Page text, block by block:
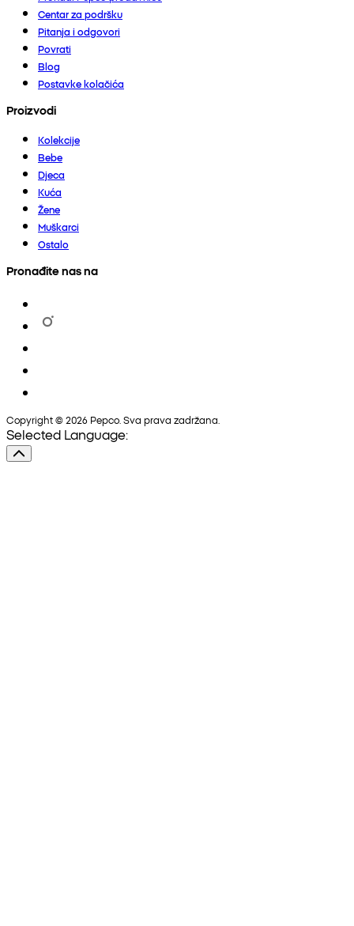
Centar za podršku
Pitanja i odgovori
Povrati
Blog
Postavke kolačića
Proizvodi
Kolekcije
Bebe
Djeca
Kuća
Žene
Muškarci
Ostalo
Pronađite nas na
Copyright © 2026 Pepco. Sva prava zadržana.
Selected Language: